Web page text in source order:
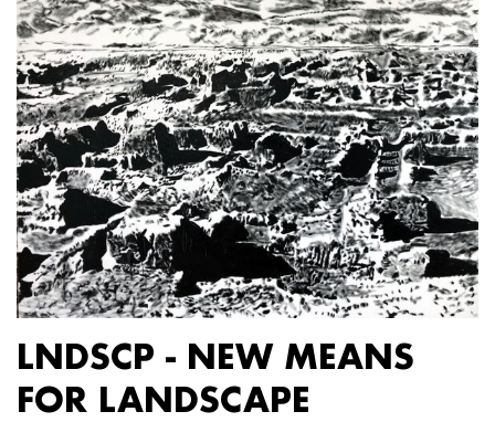
LNDSCP - NEW MEANS
FOR LANDSCAPE